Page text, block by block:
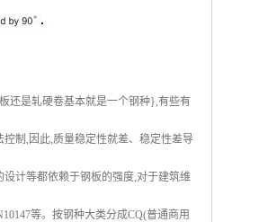
还是轧硬卷基本就是一个钢种},有些有
制,因此,质量稳定性就差、稳定性差导
计等都依赖于钢板的强度,对于建筑维
等。按钢种大类分成CQ(普通商用